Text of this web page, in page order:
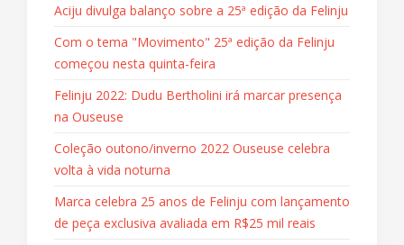
Aciju divulga balanço sobre a 25ª edição da Felinju
Com o tema "Movimento" 25ª edição da Felinju
começou nesta quinta-feira
Felinju 2022: Dudu Bertholini irá marcar presença
na Ouseuse
Coleção outono/inverno 2022 Ouseuse celebra
volta à vida noturna
Marca celebra 25 anos de Felinju com lançamento
de peça exclusiva avaliada em R$25 mil reais